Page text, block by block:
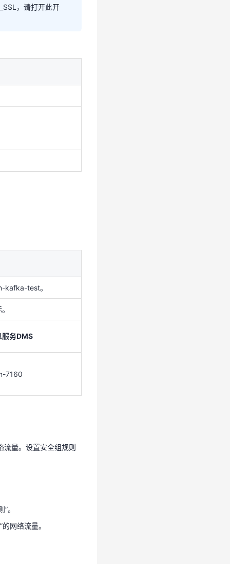
，请打开此开
量。设置安全组规则
，请打开此开
kafka-test。
服务DMS
7160
量。设置安全组规则
。
网络流量。